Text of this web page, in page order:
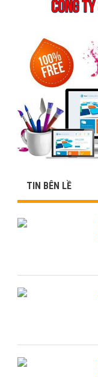
TIN BÊN LỀ